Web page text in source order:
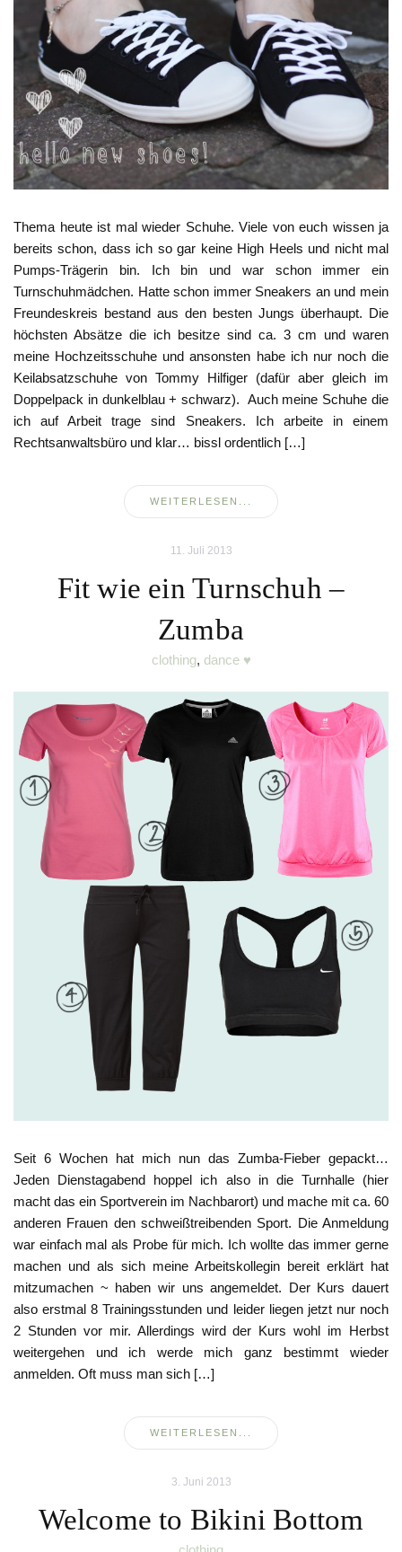
Thema heute ist mal wieder Schuhe. Viele von euch wissen ja
bereits schon, dass ich so gar keine High Heels und nicht mal
Pumps-Trägerin bin. Ich bin und war schon immer ein
Turnschuhmädchen. Hatte schon immer Sneakers an und mein
Freundeskreis bestand aus den besten Jungs überhaupt. Die
höchsten Absätze die ich besitze sind ca. 3 cm und waren
meine Hochzeitsschuhe und ansonsten habe ich nur noch die
Keilabsatzschuhe von Tommy Hilfiger (dafür aber gleich im
Doppelpack in dunkelblau + schwarz). Auch meine Schuhe die
ich auf Arbeit trage sind Sneakers. Ich arbeite in einem
Rechtsanwaltsbüro und klar… bissl ordentlich […]
WEITERLESEN...
11. Juli 2013
Fit wie ein Turnschuh –
Zumba
clothing, dance ♥
Seit 6 Wochen hat mich nun das Zumba-Fieber gepackt…
Jeden Dienstagabend hoppel ich also in die Turnhalle (hier
macht das ein Sportverein im Nachbarort) und mache mit ca. 60
anderen Frauen den schweißtreibenden Sport. Die Anmeldung
war einfach mal als Probe für mich. Ich wollte das immer gerne
machen und als sich meine Arbeitskollegin bereit erklärt hat
mitzumachen ~ haben wir uns angemeldet. Der Kurs dauert
also erstmal 8 Trainingsstunden und leider liegen jetzt nur noch
2 Stunden vor mir. Allerdings wird der Kurs wohl im Herbst
weitergehen und ich werde mich ganz bestimmt wieder
anmelden. Oft muss man sich […]
WEITERLESEN...
3. Juni 2013
Welcome to Bikini Bottom